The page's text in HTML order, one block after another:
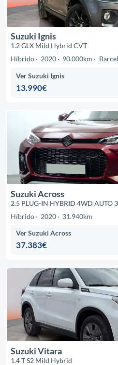
Suzuki Ignis
1.2 GLX Mild Hybrid CVT
Híbrido
2020 90.000km
Ver Suzuki Ignis
13.990€
Suzuki Across
2.5 PLUG-IN HYBRID 4WD AUTO
Híbrido
2020 31.940km
Ver Suzuki Across
37.383€
Suzuki Vitara
1.4 T S2 Mild Hybrid